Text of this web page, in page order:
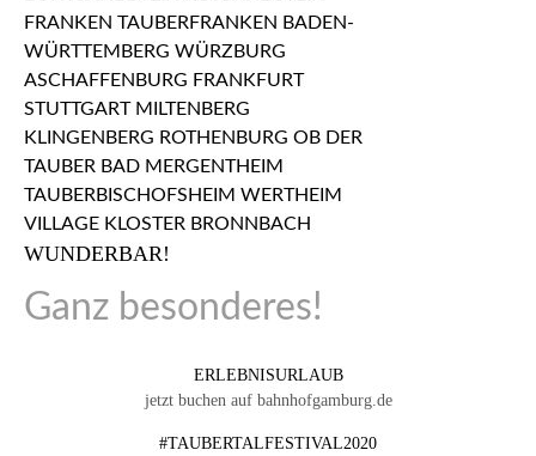
WUNDERBAR!
Ganz besonderes!
ERLEBNISURLAUB
jetzt buchen auf bahnhofgamburg.de
#TAUBERTALFESTIVAL2020